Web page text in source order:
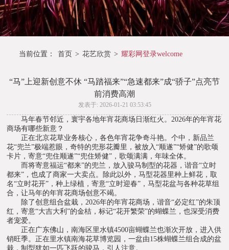
当前位置： 首页 > 花艺欣赏 > 耀彩网登录welcome
“马”上迎新创意不休 “马踏福来”“急速都来”成“骄子”点亮节
前消费高潮
发表于: 2026-01-21 03:53:45
马年春节邻近，寰宇各地年宵花商场日渐红火。2026年的年宵花
商场有哪些新意？
正在北京花草业务核心，各色年宵花争奇斗艳。个中，新品兰
花“兜兰”极端惹眼，奇特的兜形花瓣里，被放入“顺遂”“矫健”的歌颂
卡片，寄意“兜住顺遂”“兜住矫健”，歌颂满满，年味全体。
而将寄意福运“都来”的兜兰，放入骏马制型的花器，谐音“立时
都来”，也成了商家一大卖点。除此以外，马型花器里种上鲜花，取
名“立时花开”，种上绿植，寄意“立时迎春”，马型花盆与各种花草组
合，让马年的年宵花商场创意不竭。
除了创意组合盆栽，2026年的年宵花商场，谐音“必定红”的朱顶
红，寄意“大吉大利”的金桔，标记“花开繁荣”的蝴蝶兰，也深受消费
者宠爱。
正在广东佛山，南海区里水镇4500亩蝴蝶兰也渐次开放，进入供
销旺季。正在里水镇南海花草博览园，一盆由15株蝴蝶兰组合成的盆
栽，制型犹如一匹飞跃的骏马，引人注意。